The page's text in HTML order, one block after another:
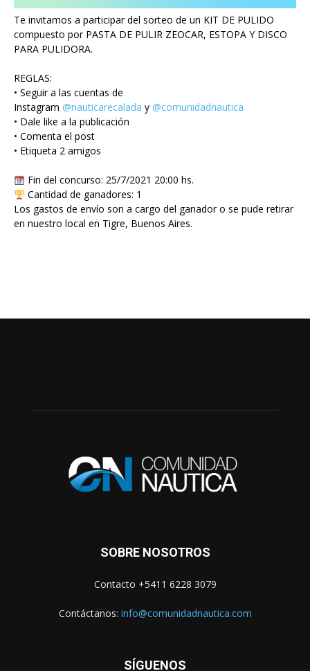
Te invitamos a participar del sorteo de un KIT DE PULIDO
compuesto por PASTA DE PULIR ZEOCAR, ESTOPA Y DISCO
PARA PULIDORA.
REGLAS:
• Seguir a las cuentas de
Instagram @nauticarecalada y @comunidadnautica
• Dale like a la publicación
• Comenta el post
• Etiqueta 2 amigos
Fin del concurso: 25/7/2021 20:00 hs.
Cantidad de ganadores: 1
Los gastos de envío son a cargo del ganador o se pude retirar
en nuestro local en Tigre, Buenos Aires.
SOBRE NOSOTROS
Contacto +5411 6228 3079
Contáctanos: info@comunidadnautica.com
SÍGUENOS